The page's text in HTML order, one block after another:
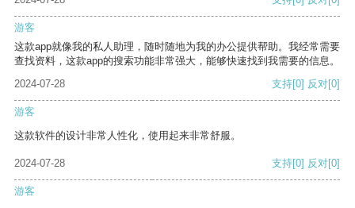
游客
这款app就像我的私人助理，随时随地为我的办公提供帮助。我经常需要
查找资料，这款app的搜索功能非常强大，能够快速找到我需要的信息。
2024-07-28
支持[0] 反对[0]
游客
这款软件的设计非常人性化，使用起来非常舒服。
2024-07-28 支持[0] 反对[0]
游客